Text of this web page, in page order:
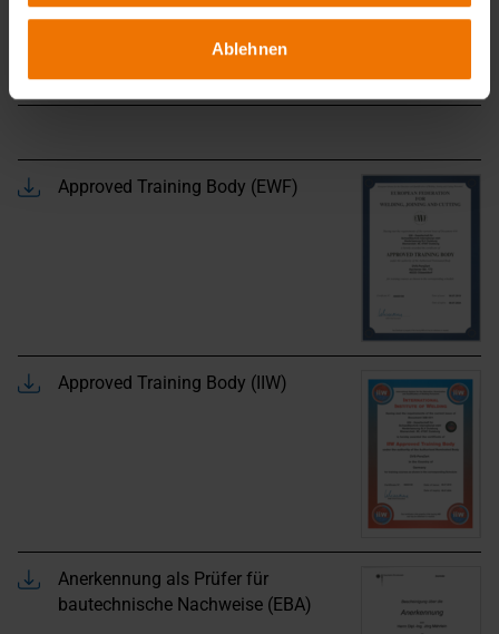
Ablehnen
Approved Training Body (EWF)
Approved Training Body (IIW)
Anerkennung als Prüfer für
bautechnische Nachweise (EBA)